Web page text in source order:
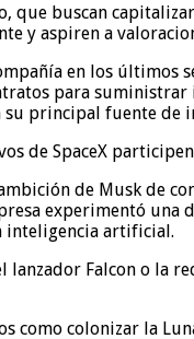
que buscan
y aspiren a
en los
para
principal fuente de
de SpaceX
de Musk de
experimentó una
inteligencia artificial.
Falcon o la
colonizar la